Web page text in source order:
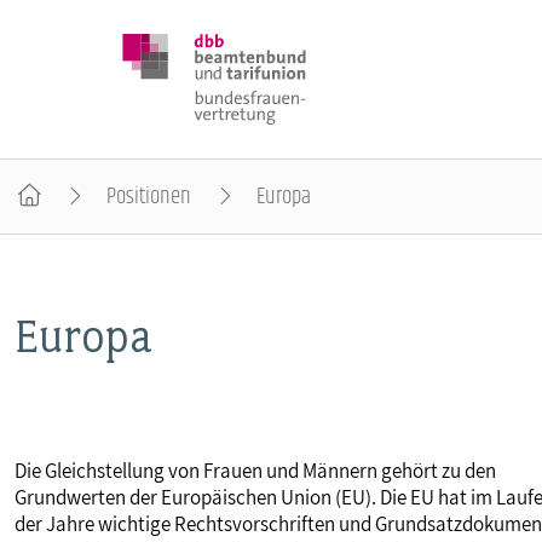
BUNDESTAGSWAHL 2025
SCHWERPUNKTTHEMEN
Positionen Europa
Europa
Die Gleichstellung von Frauen und Männern gehört zu den
Grundwerten der Europäischen Union (EU). Die EU hat im Laufe
der Jahre wichtige Rechtsvorschriften und